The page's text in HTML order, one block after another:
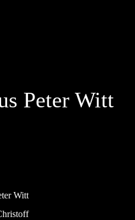
Peter Witt
Witt